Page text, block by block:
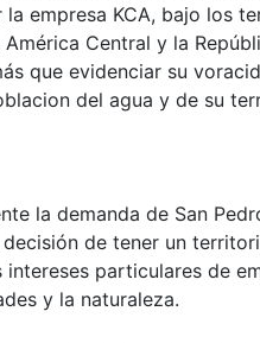
empresa KCA, bajo los
Central y la
que evidenciar su
del agua y de su
la demanda de San
de tener un
particulares de
y la naturaleza.